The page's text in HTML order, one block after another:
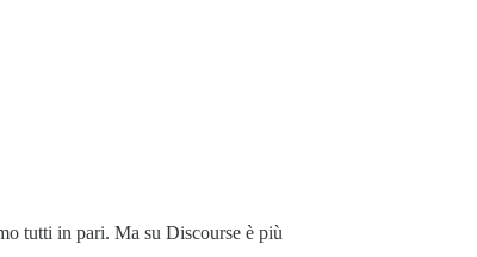
tutti in pari. Ma su Discourse è più